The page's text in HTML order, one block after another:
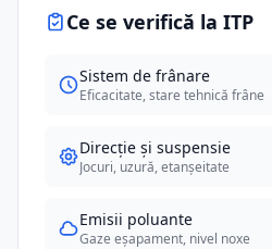
Ce se verifică la ITP
Sistem de frânare
Eficacitate, stare tehnică frâne
Direcție și suspensie
Jocuri, uzură, etanșeitate
Emisii poluante
Gaze eșapament, nivel noxe